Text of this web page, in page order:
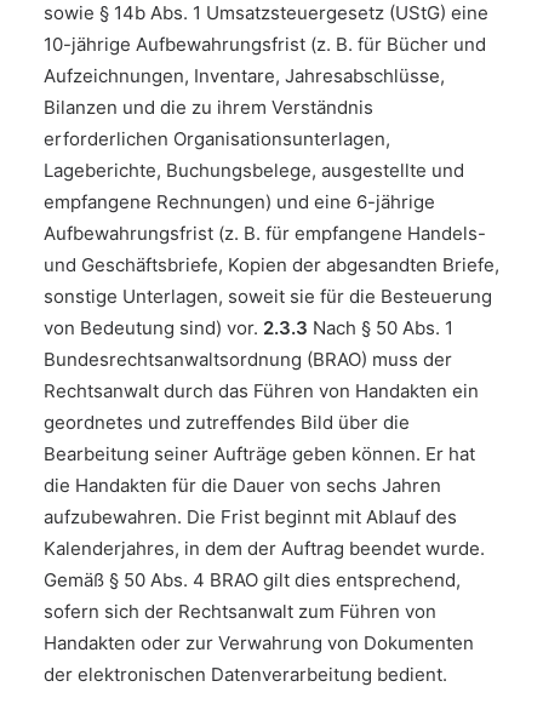
sowie § 14b Abs. 1 Umsatzsteuergesetz (UStG) eine
10-jährige Aufbewahrungsfrist (z. B. für Bücher und
Aufzeichnungen, Inventare, Jahresabschlüsse,
Bilanzen und die zu ihrem Verständnis
erforderlichen Organisationsunterlagen,
Lageberichte, Buchungsbelege, ausgestellte und
empfangene Rechnungen) und eine 6-jährige
Aufbewahrungsfrist (z. B. für empfangene Handels-
und Geschäftsbriefe, Kopien der abgesandten Briefe,
sonstige Unterlagen, soweit sie für die Besteuerung
von Bedeutung sind) vor. 2.3.3 Nach § 50 Abs. 1
Bundesrechtsanwaltsordnung (BRAO) muss der
Rechtsanwalt durch das Führen von Handakten ein
geordnetes und zutreffendes Bild über die
Bearbeitung seiner Aufträge geben können. Er hat
die Handakten für die Dauer von sechs Jahren
aufzubewahren. Die Frist beginnt mit Ablauf des
Kalenderjahres, in dem der Auftrag beendet wurde.
Gemäß § 50 Abs. 4 BRAO gilt dies entsprechend,
sofern sich der Rechtsanwalt zum Führen von
Handakten oder zur Verwahrung von Dokumenten
der elektronischen Datenverarbeitung bedient.